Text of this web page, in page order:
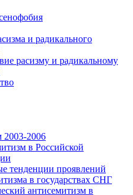
и радикального
расизму и радикальному
2003-2006
в Российской
тенденции проявлений
в государствах СНГ
антисемитизм в